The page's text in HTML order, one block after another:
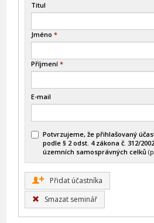
Titul
Jméno *
Příjmení *
E-mail
Potvrzujeme, že přihlašovaný
podle § 2 odst. 4 zákona č. 312/
územních samosprávných celků
+
Přidat účastníka
Smazat seminář